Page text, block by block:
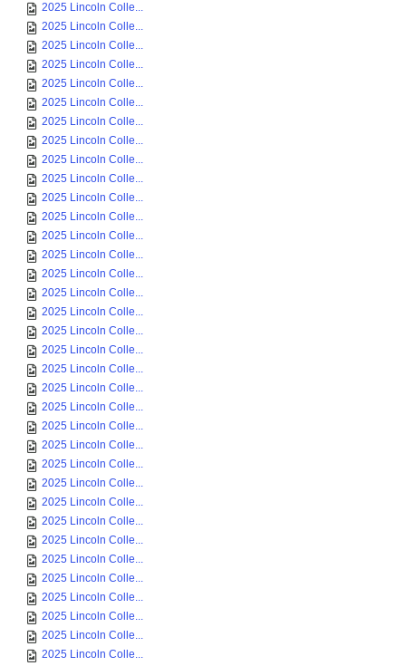
2025 Lincoln Colle...
2025 Lincoln Colle...
2025 Lincoln Colle...
2025 Lincoln Colle...
2025 Lincoln Colle...
2025 Lincoln Colle...
2025 Lincoln Colle...
2025 Lincoln Colle...
2025 Lincoln Colle...
2025 Lincoln Colle...
2025 Lincoln Colle...
2025 Lincoln Colle...
2025 Lincoln Colle...
2025 Lincoln Colle...
2025 Lincoln Colle...
2025 Lincoln Colle...
2025 Lincoln Colle...
2025 Lincoln Colle...
2025 Lincoln Colle...
2025 Lincoln Colle...
2025 Lincoln Colle...
2025 Lincoln Colle...
2025 Lincoln Colle...
2025 Lincoln Colle...
2025 Lincoln Colle...
2025 Lincoln Colle...
2025 Lincoln Colle...
2025 Lincoln Colle...
2025 Lincoln Colle...
2025 Lincoln Colle...
2025 Lincoln Colle...
2025 Lincoln Colle...
2025 Lincoln Colle...
2025 Lincoln Colle...
2025 Lincoln Colle...